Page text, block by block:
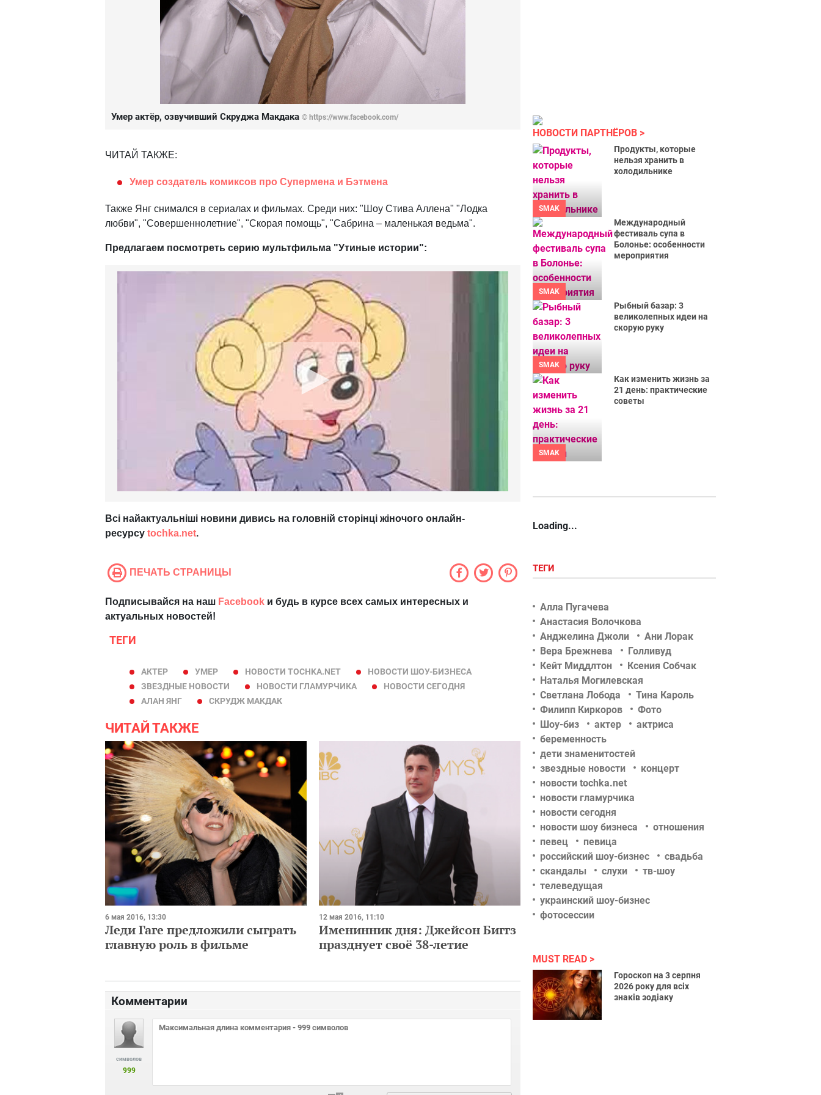
Умер актёр, озвучивший Скруджа Макдака © https://www.facebook.com/
ЧИТАЙ ТАКЖЕ:
Умер создатель комиксов про Супермена и Бэтмена
Также Янг снимался в сериалах и фильмах. Среди них: "Шоу Стива Аллена" "Лодка
любви", "Совершеннолетние", "Скорая помощь", "Сабрина – маленькая ведьма".
Предлагаем посмотреть серию мультфильма "Утиные истории":
Всі найактуальніші новини дивись на головній сторінці жіночого онлайн-
ресурсу tochka.net.
ПЕЧАТЬ СТРАНИЦЫ
Подписывайся на наш Facebook и будь в курсе всех самых интересных и
актуальных новостей!
ТЕГИ
АКТЕР УМЕР НОВОСТИ TOCHKA.NET
НОВОСТИ ШОУ-БИЗНЕСА
ЗВЕЗДНЫЕ НОВОСТИ
НОВОСТИ ГЛАМУРЧИКА
НОВОСТИ СЕГОДНЯ
АЛАН ЯНГ
СКРУДЖ МАКДАК
ЧИТАЙ ТАКЖЕ
6 мая 2016, 13:30
Леди Гаге предложили сыграть
главную роль в фильме
12 мая 2016, 11:10
Именинник дня: Джейсон Биггз
празднует своё 38-летие
Комментарии
символов
999
НОВОСТИ ПАРТНЁРОВ
SMAK
Продукты, которые
нельзя хранить в
холодильнике
SMAK
Международный
фестиваль супа в
Болонье: особенности
мероприятия
SMAK
Рыбный базар: 3
великолепных идеи на
скорую руку
SMAK
Как изменить жизнь за
21 день: практические
советы
Loading...
ТЕГИ
Алла Пугачева
Анастасия Волочкова
Анджелина Джоли
Ани Лорак
Вера Брежнева
Голливуд
Кейт Миддлтон
Ксения Собчак
Наталья Могилевская
Светлана Лобода
Тина Кароль
Филипп Киркоров
Фото
Шоу-биз
актер
актриса
беременность
дети знаменитостей
звездные новости
концерт
новости tochka.net
новости гламурчика
новости сегодня
новости шоу бизнеса
отношения
певец
певица
российский шоу-бизнес
свадьба
скандалы
слухи
тв-шоу
телеведущая
украинский шоу-бизнес
фотосессии
MUST READ
Гороскоп на 3 серпня
2026 року для всіх
знаків зодіаку